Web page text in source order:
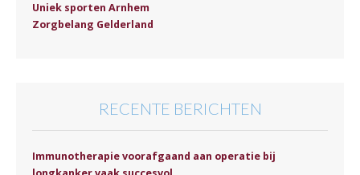
Uniek sporten Arnhem
Zorgbelang Gelderland
RECENTE BERICHTEN
Immunotherapie voorafgaand aan operatie bij